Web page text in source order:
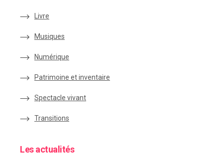
Livre
Musiques
Numérique
Patrimoine et inventaire
Spectacle vivant
Transitions
Les actualités